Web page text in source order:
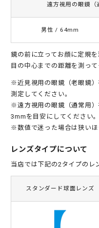
遠方視用の眼鏡（
男性 / 64mm
鏡の前に立ってお顔に定規
目の中心までの距離を測って
※近見視用の眼鏡（老眼鏡
測定してください。
※遠方視用の眼鏡（通常用
3mmを目安にしてください。
※数値で迷った場合は狭いほ
レンズタイプについて
当店では下記の2タイプのレ
スタンダード球面レンズ